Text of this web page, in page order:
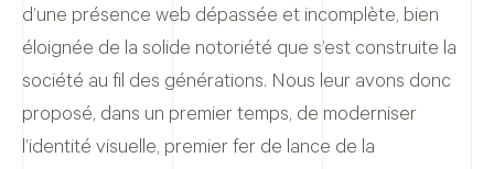
d’une présence web dépassée et incomplète, bien
éloignée de la solide notoriété que s’est construite la
société au fil des générations. Nous leur avons donc
proposé, dans un premier temps, de moderniser
l’identité visuelle, premier fer de lance de la